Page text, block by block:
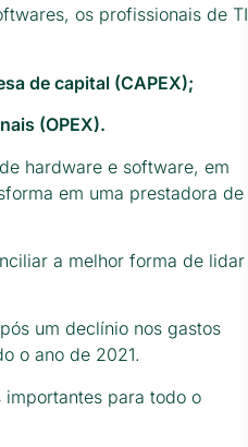
os profissionais de TI
de capital (CAPEX);
(OPEX).
hardware e software, em
em uma prestadora de
a melhor forma de lidar
um declínio nos gastos
o ano de 2021.
para todo o